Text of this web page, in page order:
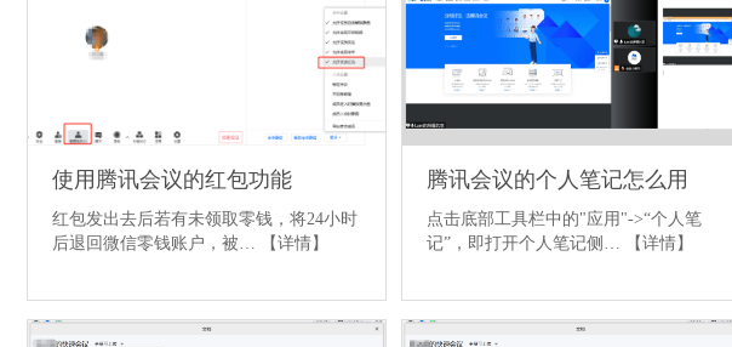
使用腾讯会议的红包功能
红包发出去后若有未领取零钱，将24小时
后退回微信零钱账户，被…
【详情】
腾讯会议的个人笔记怎么用
点击底部工具栏中的"应用"->“个人笔
记”，即打开个人笔记侧…
【详情】